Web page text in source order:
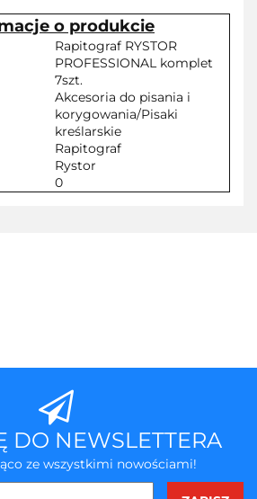
o produkcie
Rapitograf RYSTOR
PROFESSIONAL komplet
7szt.
Akcesoria do pisania i
korygowania/Pisaki
kreślarskie
Rapitograf
Rystor
0
DO NEWSLETTERA
ze wszystkimi nowościami!